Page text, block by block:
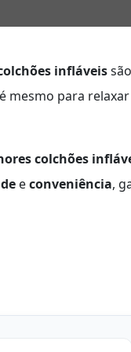
infláveis
para
colchões
econveniência,